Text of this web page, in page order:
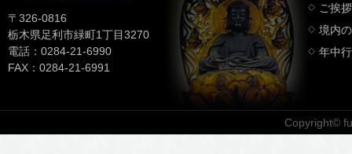
〒326-0816
栃木県足利市緑町1丁目3270
電話：0284-21-6990
FAX：0284-21-6991
ご挨拶
境内
年中
Copyright©